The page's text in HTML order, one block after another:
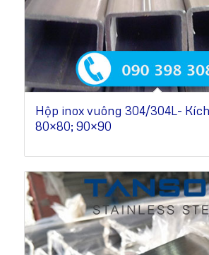
Hộp inox vuông 304/304L-
80×80; 90×90